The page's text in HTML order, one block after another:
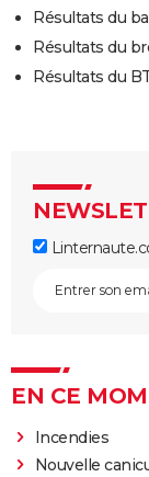
Résultats du
Résultats du
Résultats du
EN CE
Incendies
Nouvelle